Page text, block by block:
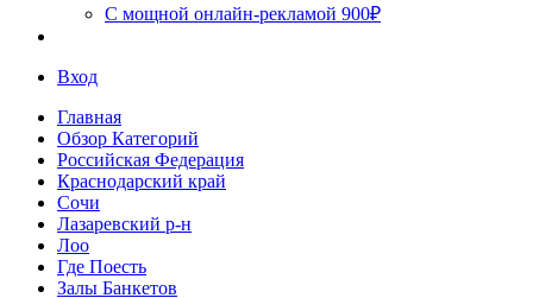
С мощной онлайн-рекламой 900₽
Вход
Главная
Обзор Категорий
Российская Федерация
Краснодарский край
Сочи
Лазаревский р-н
Лоо
Где Поесть
Залы Банкетов